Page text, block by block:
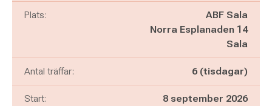
Plats:
ABF Sala
Norra Esplanaden 14
Sala
Antal träffar: 6 (tisdagar)
Start: 8 september 2026